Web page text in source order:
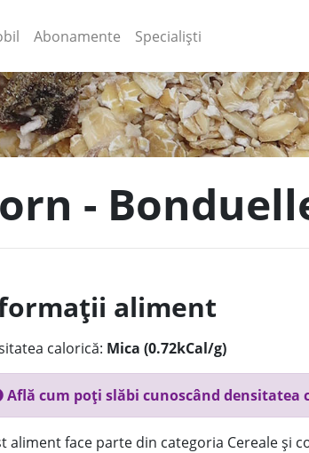
(current)
Abonamente Specialiști
-
aliment
calorică: Mica (0.72kCal/g)
Află cum poți slăbi cunoscând densitatea
aliment face parte din categoria Cereale și